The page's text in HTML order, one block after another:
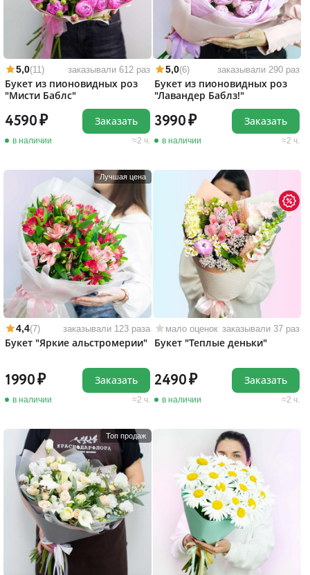
5,0(11) заказывали 612 раз
Букет из пионовидных роз
"Мисти Баблс"
4590
в наличии 2 ч.
Заказать
5,0(6) заказывали 290 раз
Букет из пионовидных роз
"Лавандер Баблз!"
3990
в наличии 2 ч.
Заказать
Лучшая цена
4,4(7) заказывали 123 раза
Букет "Яркие альстромерии"
1990
в наличии 2 ч.
Заказать
мало оценок заказывали 37 раз
Букет "Теплые деньки"
2490
в наличии 2 ч.
Заказать
Топ продаж